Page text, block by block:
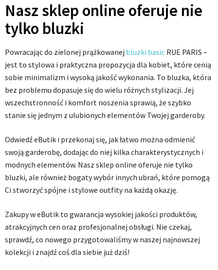
Nasz sklep online oferuje nie
tylko bluzki
Powracając do zielonej prążkowanej bluzki basic RUE PARIS –
jest to stylowa i praktyczna propozycja dla kobiet, które cenią
sobie minimalizm i wysoką jakość wykonania. To bluzka, która
bez problemu dopasuje się do wielu różnych stylizacji. Jej
wszechstronność i komfort noszenia sprawią, że szybko
stanie się jednym z ulubionych elementów Twojej garderoby.
Odwiedź eButik i przekonaj się, jak łatwo można odmienić
swoją garderobę, dodając do niej kilka charakterystycznych i
modnych elementów. Nasz sklep online oferuje nie tylko
bluzki, ale również bogaty wybór innych ubrań, które pomogą
Ci stworzyć spójne i stylowe outfity na każdą okazję.
Zakupy w eButik to gwarancja wysokiej jakości produktów,
atrakcyjnych cen oraz profesjonalnej obsługi. Nie czekaj,
sprawdź, co nowego przygotowaliśmy w naszej najnowszej
kolekcji i znajdź coś dla siebie już dziś!